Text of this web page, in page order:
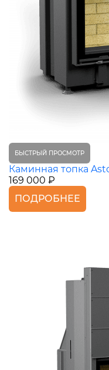
БЫСТРЫЙ ПРОСМОТР
Каминная топка
169 000 ₽
ПОДРОБНЕЕ